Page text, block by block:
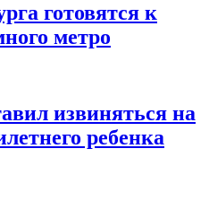
готовятся к
метро
извиняться на
ребенка